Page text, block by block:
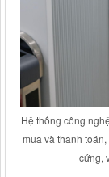
mua và thanh